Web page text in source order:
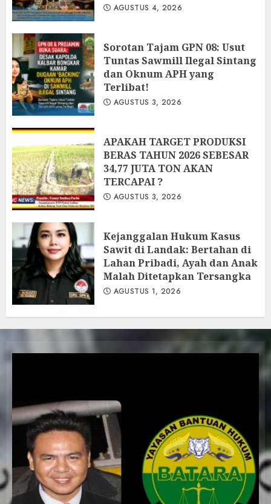
AGUSTUS 4, 2026
‎Sorotan Tajam GPN 08: Usut
Tuntas Sawmill Ilegal Sintang
dan Oknum APH yang
Terlibat!
AGUSTUS 3, 2026
APAKAH TARGET PRODUKSI
BERAS TAHUN 2026 SEBESAR
34,77 JUTA TON AKAN
TERCAPAI ?
AGUSTUS 3, 2026
Kejanggalan Hukum Kasus
Sawit di Landak: Bertahan di
Lahan Pribadi, Ayah dan Anak
Malah Ditetapkan Tersangka
AGUSTUS 1, 2026